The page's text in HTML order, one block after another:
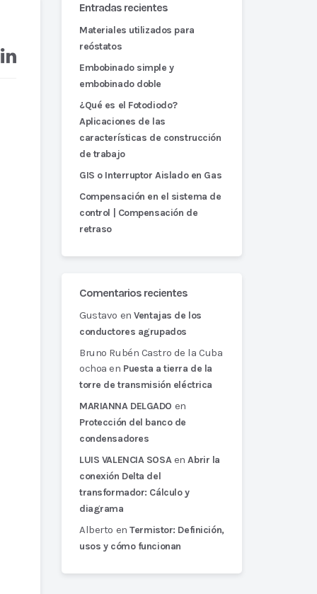
Entradas recientes
Materiales utilizados para
reóstatos
Embobinado simple y
embobinado doble
¿Qué es el Fotodiodo?
Aplicaciones de las
características de construcción
de trabajo
GIS o Interruptor Aislado en Gas
Compensación en el sistema de
control | Compensación de
retraso
Comentarios recientes
Gustavo enVentajas de los
conductores agrupados
Bruno Rubén Castro de la Cuba
ochoa en Puesta a tierra de la
torre de transmisión eléctrica
MARIANNA DELGADO en
Protección del banco de
condensadores
LUIS VALENCIA SOSAenAbrir la
conexión Delta del
transformador: Cálculo y
diagrama
Alberto enTermistor: Definición,
usos y cómo funcionan